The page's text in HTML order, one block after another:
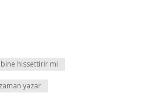
hissettirir mi
yazar